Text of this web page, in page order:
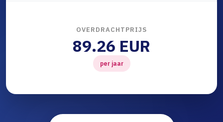
OVERDRACHTPRIJS
89.26 EUR
per jaar